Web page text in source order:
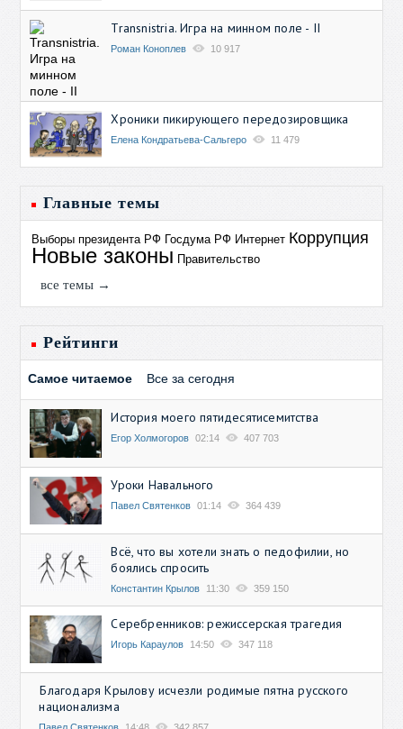
Transnistria. Игра на минном поле - II
Роман Коноплев 10 917
Хроники пикирующего передозировщика
Елена Кондратьева-Сальгеро 11 479
Главные темы
Выборы президента РФ Госдума РФ Интернет Коррупция
Новые законы Правительство
все темы →
Рейтинги
Самое читаемое Все за сегодня
История моего пятидесятисемитства
Егор Холмогоров 02:14 407 703
Уроки Навального
Павел Святенков 01:14 364 439
Всё, что вы хотели знать о педофилии, но
боялись спросить
Константин Крылов 11:30 359 150
Серебренников: режиссерская трагедия
Игорь Караулов 14:50 347 118
Благодаря Крылову исчезли родимые пятна русского
национализма